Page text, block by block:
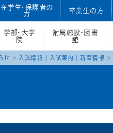
在学生・保護者の
方
卒業生の方
学部・大学
院
附属施設・図書
館
せ 入試情報 入試案内 新着情報